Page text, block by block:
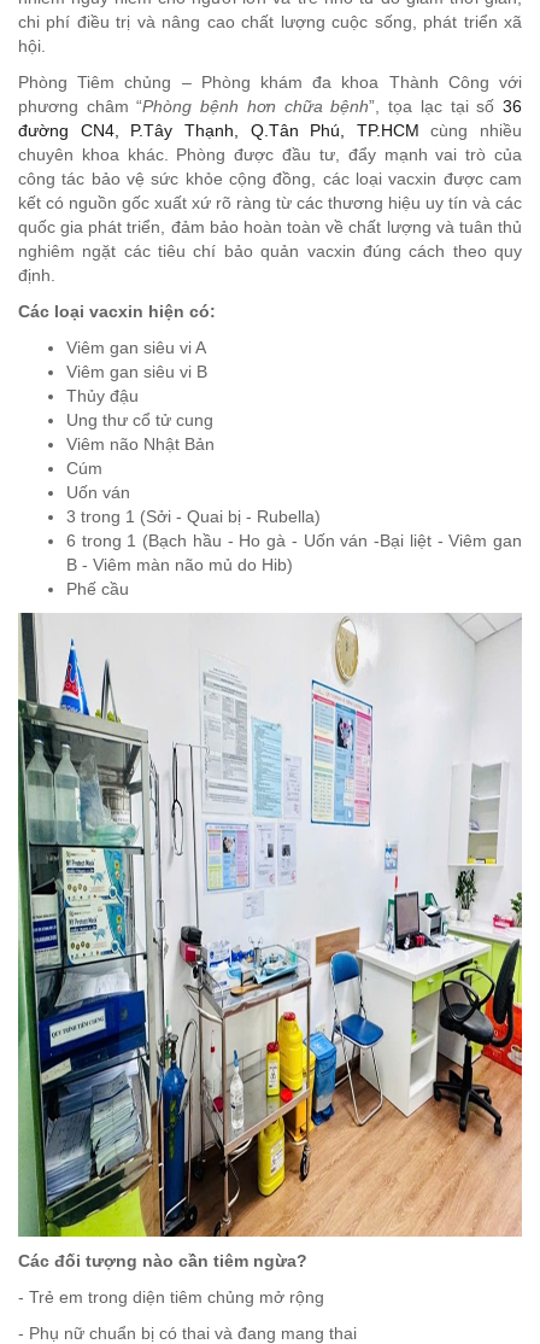
chi phí điều trị và nâng cao chất lượng cuộc sống, phát triển xã
hội.
Phòng Tiêm chủng – Phòng khám đa khoa Thành Công với
phương châm “Phòng bệnh hơn chữa bệnh”, tọa lạc tại số36
đường CN4, P.Tây Thạnh, Q.Tân Phú, TP.HCM cùng nhiều
chuyên khoa khác. Phòng được đầu tư, đẩy mạnh vai trò của
công tác bảo vệ sức khỏe cộng đồng, các loại vacxin được cam
kết có nguồn gốc xuất xứ rõ ràng từ các thương hiệu uy tín và các
quốc gia phát triển, đảm bảo hoàn toàn về chất lượng và tuân thủ
nghiêm ngặt các tiêu chí bảo quản vacxin đúng cách theo quy
định.
Các loại vacxin hiện có:
Viêm gan siêu vi A
Viêm gan siêu vi B
Thủy đậu
Ung thư cổ tử cung
Viêm não Nhật Bản
Cúm
Uốn ván
3 trong 1 (Sởi - Quai bị - Rubella)
6 trong 1 (Bạch hầu - Ho gà - Uốn ván -Bại liệt - Viêm gan
B - Viêm màn não mủ do Hib)
Phế cầu
Các đối tượng nào cần tiêm ngừa?
- Trẻ em trong diện tiêm chủng mở rộng
- Phụ nữ chuẩn bị có thai và đang mang thai